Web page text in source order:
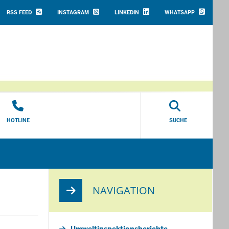
TOPRSS FEED INSTAGRAM LINKEDIN WHATSAPP
HOTLINE SUCHE
NAVIGATION